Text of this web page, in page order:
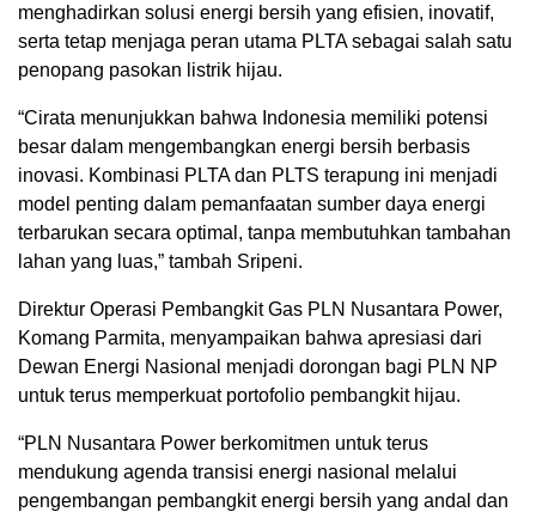
menghadirkan solusi energi bersih yang efisien, inovatif,
serta tetap menjaga peran utama PLTA sebagai salah satu
penopang pasokan listrik hijau.
“Cirata menunjukkan bahwa Indonesia memiliki potensi
besar dalam mengembangkan energi bersih berbasis
inovasi. Kombinasi PLTA dan PLTS terapung ini menjadi
model penting dalam pemanfaatan sumber daya energi
terbarukan secara optimal, tanpa membutuhkan tambahan
lahan yang luas,” tambah Sripeni.
Direktur Operasi Pembangkit Gas PLN Nusantara Power,
Komang Parmita, menyampaikan bahwa apresiasi dari
Dewan Energi Nasional menjadi dorongan bagi PLN NP
untuk terus memperkuat portofolio pembangkit hijau.
“PLN Nusantara Power berkomitmen untuk terus
mendukung agenda transisi energi nasional melalui
pengembangan pembangkit energi bersih yang andal dan